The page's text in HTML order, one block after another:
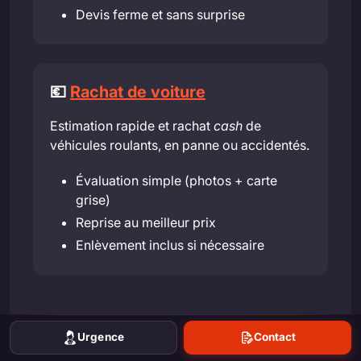
Devis ferme et sans surprise
💶 Rachat de voiture
Estimation rapide et rachat cash de
véhicules roulants, en panne ou accidentés.
Évaluation simple (photos + carte
grise)
Reprise au meilleur prix
Enlèvement inclus si nécessaire
Nancy : informations utiles
Urgence Contact